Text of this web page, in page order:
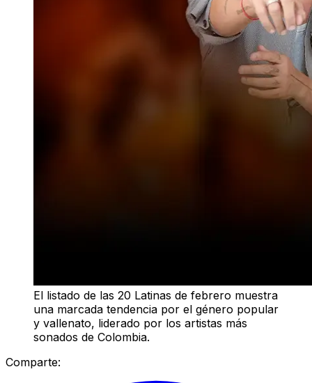
El listado de las 20 Latinas de febrero muestra
una marcada tendencia por el género popular
y vallenato, liderado por los artistas más
sonados de Colombia.
Comparte: